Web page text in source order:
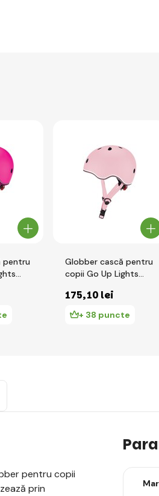
pentru
Globber cască pentru
copii Go Up Lights
Roz Pastel
175,10 lei
+ 38 puncte
pentru copii
prin